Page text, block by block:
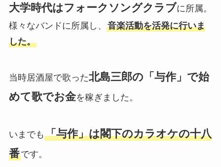
大学時代はフォークソングクラブに所属。
様々なバンドに所属し、 音楽活動を活発に行いま
した。
当時居酒屋で歌った北島三郎の「与作」で始
めて歌でお金を稼ぎました。
いまでも 「与作」は閣下のカラオケの十八
番です。